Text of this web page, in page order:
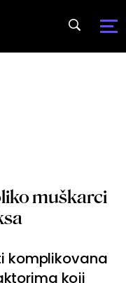
muškarci
komplikovana
koji